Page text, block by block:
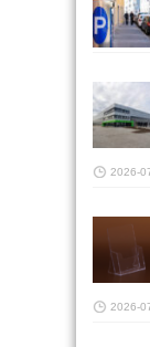
2026-
2026-